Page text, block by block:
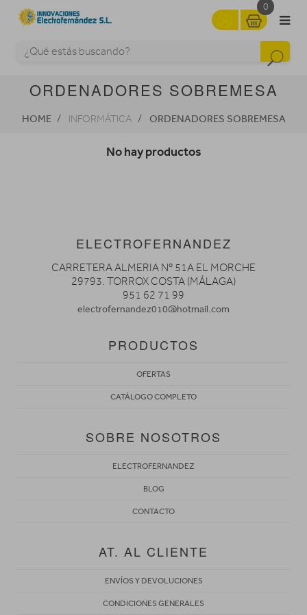
0
ORDENADORES SOBREMESA
HOME INFORMÁTICA ORDENADORES SOBREMESA
No hay productos
ELECTROFERNANDEZ
CARRETERA ALMERIA Nº 51A EL MORCHE
29793. TORROX COSTA (MÁLAGA)
951 62 71 99
electrofernandez010@hotmail.com
PRODUCTOS
OFERTAS
CATÁLOGO COMPLETO
SOBRE NOSOTROS
ELECTROFERNANDEZ
BLOG
CONTACTO
AT. AL CLIENTE
ENVÍOS Y DEVOLUCIONES
CONDICIONES GENERALES